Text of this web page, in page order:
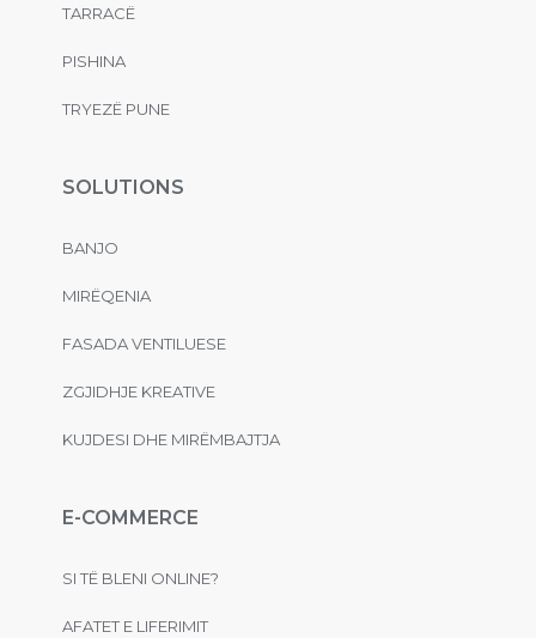
TARRACË
PISHINA
TRYEZË PUNE
SOLUTIONS
BANJO
MIRËQENIA
FASADA VENTILUESE
ZGJIDHJE KREATIVE
KUJDESI DHE MIRËMBAJTJA
E-COMMERCE
SI TË BLENI ONLINE?
AFATET E LIFERIMIT